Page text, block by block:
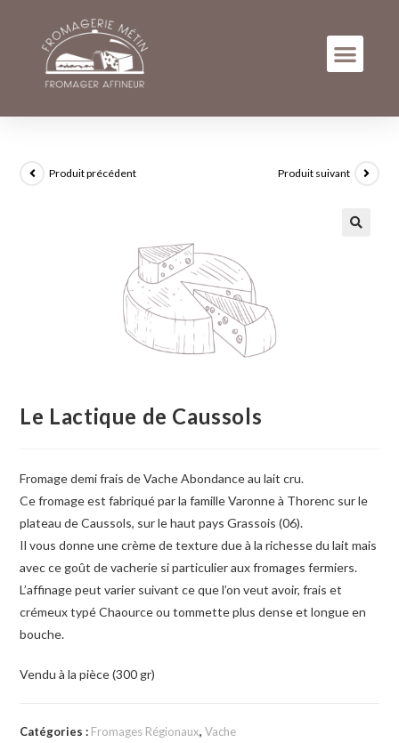
Produit précédent Produit suivant
Le Lactique de Caussols
Fromage demi frais de Vache Abondance au lait cru.
Ce fromage est fabriqué par la famille Varonne à Thorenc sur le
plateau de Caussols, sur le haut pays Grassois (06).
Il vous donne une crème de texture due à la richesse du lait mais
avec ce goût de vacherie si particulier aux fromages fermiers.
L’affinage peut varier suivant ce que l’on veut avoir, frais et
crémeux typé Chaource ou tommette plus dense et longue en
bouche.
Vendu à la pièce (300 gr)
Catégories : Fromages Régionaux,Vache